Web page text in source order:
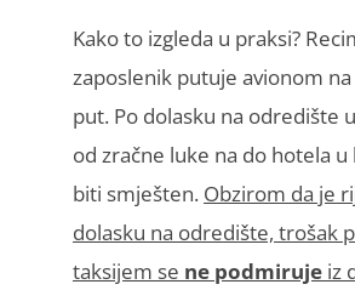
Kako to izgleda u praksi?
zaposlenik putuje avionom
put. Po dolasku na odredište
od zračne luke na do hotela u
biti smješten. Obzirom da je
dolasku na odredište, trošak
taksijem se ne podmiruje iz